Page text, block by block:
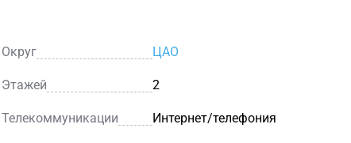
Округ ЦАО
Этажей 2
Телекоммуникации Интернет/телефония